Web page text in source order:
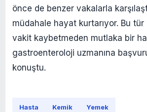
önce de benzer vakalarla
müdahale hayat kurtarıyor. Bu
vakit kaybetmeden mutlaka bir
gastroenteroloji uzmanına
konuştu.
Hasta Kemik Yemek